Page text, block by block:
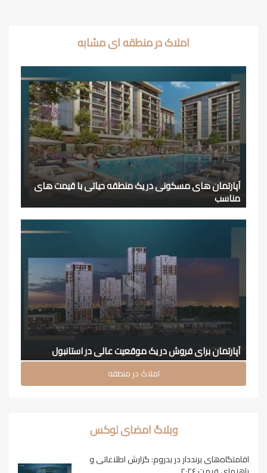
املاک در منطقه ای مشابه
آپارتمان های مسکونی در یک منطقه حیاتی با قیمت های
مناسب
آپارتمان برای فروش در یک موقعیت عالی در استانبول
املاک در منطقه
وبلاگ امضای لوکس
اقامتگاه‌های برنددار در بدروم: گزارش اطلاعاتی و